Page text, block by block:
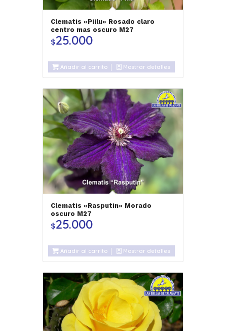
Clematis «Piilu» Rosado claro
centro mas oscuro M27
$25.000
Añadir al carrito Mostrar detalles
Clematis «Rasputin» Morado
oscuro M27
$25.000
Añadir al carrito Mostrar detalles